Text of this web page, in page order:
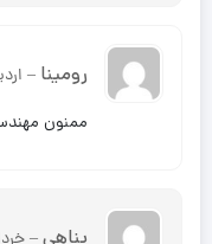
رومینا –
ممنون
پناهی –